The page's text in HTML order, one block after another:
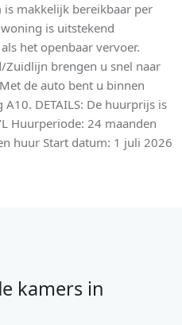
makkelijk bereikbaar per
is uitstekend
het openbaar vervoer.
Zuidlijn brengen u snel naar
de auto bent u binnen
DETAILS: De huurprijs is
Huurperiode: 24 maanden
huur Start datum: 1 juli 2026
kamers in